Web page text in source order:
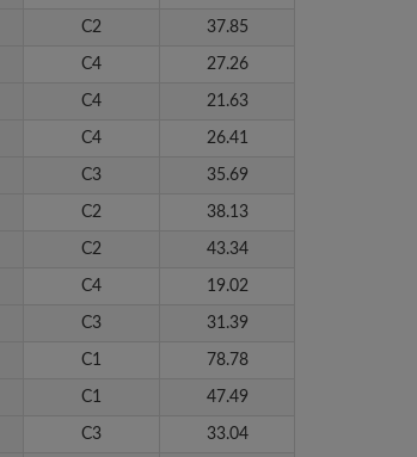
C2 37.85
C4 27.26
C4 21.63
C4 26.41
C3 35.69
C2 38.13
C2 43.34
C4 19.02
C3 31.39
C1 78.78
C1 47.49
C3 33.04